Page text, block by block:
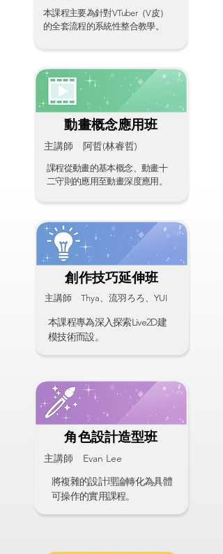
本課程主要為針對VTuber（V皮）
的全套流程的系統性整合教學。
​動畫概念應用班
主講師 阿哲(林睿哲)
課程從動畫的基本概念、動畫十
二守則的應用至動畫深度應用。
創作技巧延伸班
主講師 Thya、流羽ろろ、YUI
本課程專為深入探索Live2D建
模技術而設。
角色設計造型班
主講師 Evan Lee
將複雜的設計理論轉化為具體
可操作的實用課程。